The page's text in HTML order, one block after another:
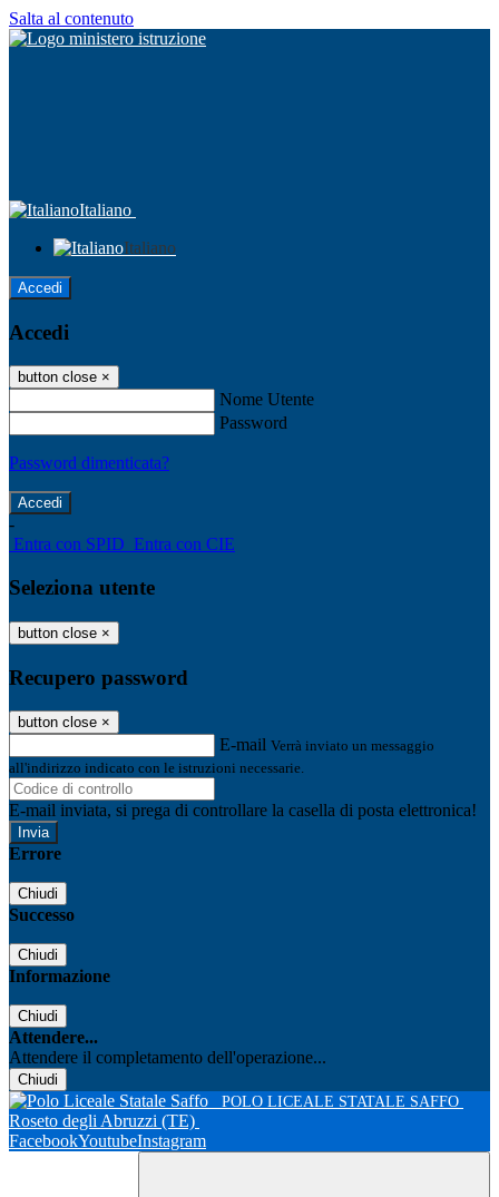
Salta al contenuto
Italiano
Italiano
Accedi
Accedi
button close ×
Nome Utente
Password
Password dimenticata?
-
Entra con SPID Entra con CIE
Seleziona utente
button close ×
Recupero password
button close ×
E-mail Verrà inviato un messaggio
all'indirizzo indicato con le istruzioni necessarie.
E-mail inviata, si prega di controllare la casella di posta elettronica!
Errore
Chiudi
Successo
Chiudi
Informazione
Chiudi
Attendere...
Attendere il completamento dell'operazione...
Chiudi
POLO LICEALE STATALE SAFFO
Roseto degli Abruzzi (TE)
FacebookYoutubeInstagram